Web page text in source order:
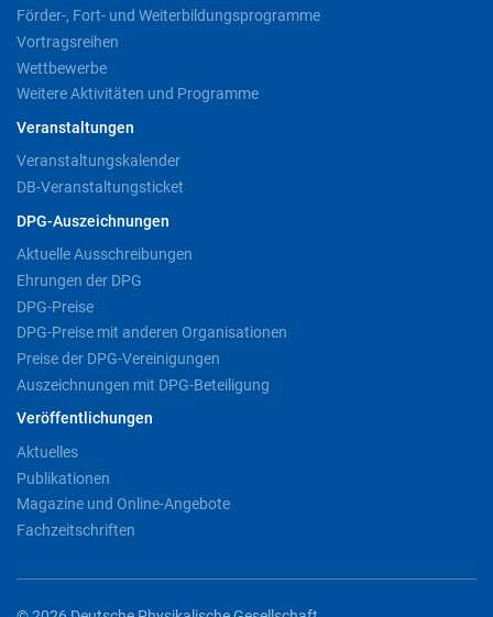
Förder-, Fort- und Weiterbildungsprogramme
Vortragsreihen
Wettbewerbe
Weitere Aktivitäten und Programme
Veranstaltungen
Veranstaltungskalender
DB-Veranstaltungsticket
DPG-Auszeichnungen
Aktuelle Ausschreibungen
Ehrungen der DPG
DPG-Preise
DPG-Preise mit anderen Organisationen
Preise der DPG-Vereinigungen
Auszeichnungen mit DPG-Beteiligung
Veröffentlichungen
Aktuelles
Publikationen
Magazine und Online-Angebote
Fachzeitschriften